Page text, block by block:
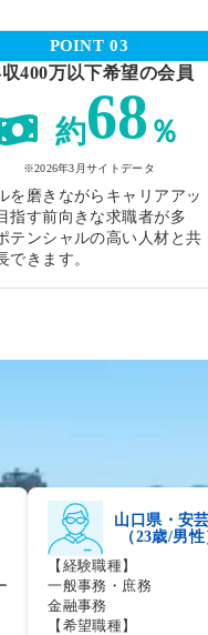
POINT 03
400万以下希望の会員
約68％
※2026年3月サイトデータ
を磨きながらキャリアアッ
指す前向きな求職者が多
テンシャルの高い人材と共
できます。
山口県・安
（23歳/男性
【経験職種】
一般事務・庶務
金融事務
【希望職種】